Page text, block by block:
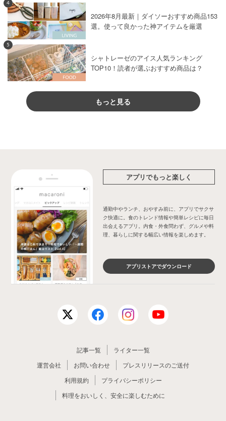
4
2026年8月最新｜ダイソーおすすめ商品153
選。使って良かった神アイテムを厳選
5
シャトレーゼのアイス人気ランキング
TOP10！読者が選ぶおすすめ商品は？
もっと見る
アプリでもっと楽しく
通勤中やランチ、おやすみ前に、アプリでサクサ
ク快適に。食のトレンド情報や簡単レシピに毎日
出会えるアプリ。内食・外食問わず、グルメや料
理、暮らしに関する幅広い情報を楽しめます。
アプリストアでダウンロード
記事一覧
ライター一覧
運営会社
お問い合わせ
プレスリリースのご送付
利用規約
プライバシーポリシー
料理をおいしく、安全に楽しむために